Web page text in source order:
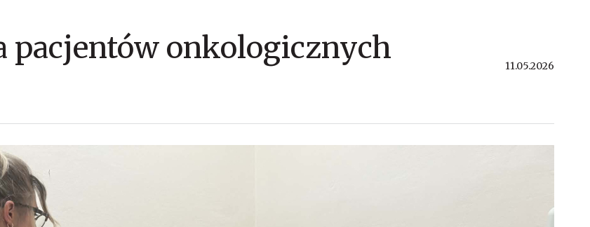
pacjentów onkologicznych
11.05.2026